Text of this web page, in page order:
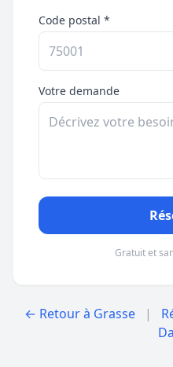
Code postal *
Votre demande
Gratuit et
← Retour à Grasse |